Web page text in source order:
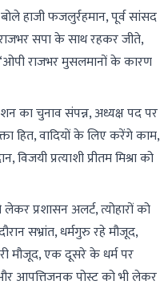
हाजी फजलुर्रहमान, पूर्व सांसद
राजभर सपा के साथ रहकर जीते,
राजभर मुसलमानों के कारण
का चुनाव संपन्न, अध्यक्ष पद पर
हित, वादियों के लिए करेंगे काम,
प्रत्याशी प्रीतम मिश्रा को
प्रशासन अलर्ट, त्योहारों को
सभ्रांत, धर्मगुरु रहे मौजूद,
मौजूद, एक दूसरे के धर्म पर
आपत्तिजनक पोस्ट को भी लेकर